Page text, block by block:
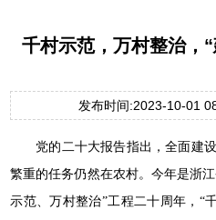
千村示范，万村整治，
发布时间:2023-10-01
党的二十大报告指出，全面建
繁重的任务仍然在农村。今年是浙
示范、万村整治”工程二十周年，“